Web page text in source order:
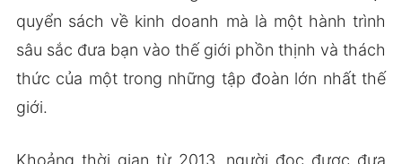
quyển sách về kinh doanh mà là một hành trình
sâu sắc đưa bạn vào thế giới phồn thịnh và thách
thức của một trong những tập đoàn lớn nhất thế
giới.
Khoảng thời gian từ 2013, người đọc được đưa